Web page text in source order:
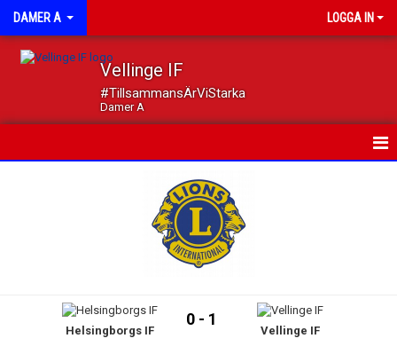
DAMER A LOGGA IN
Vellinge IF
#TillsammansÄrViStarka
Damer A
Helsingborgs IF
0 - 1
Vellinge IF